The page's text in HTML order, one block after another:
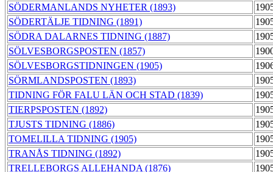
SÖDERMANLANDS NYHETER (1893)
SÖDERTÄLJE TIDNING (1891)
SÖDRA DALARNES TIDNING (1887)
SÖLVESBORGSPOSTEN (1857)
SÖLVESBORGSTIDNINGEN (1905)
SÖRMLANDSPOSTEN (1893)
TIDNING FÖR FALU LÄN OCH STAD (1839)
TIERPSPOSTEN (1892)
TJUSTS TIDNING (1886)
TOMELILLA TIDNING (1905)
TRANÅS TIDNING (1892)
TRELLEBORGS ALLEHANDA (1876)